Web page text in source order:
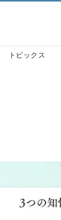
トピックス